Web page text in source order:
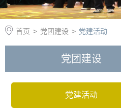
首页 > 党团建设 > 党建活动
党团建设
党建活动